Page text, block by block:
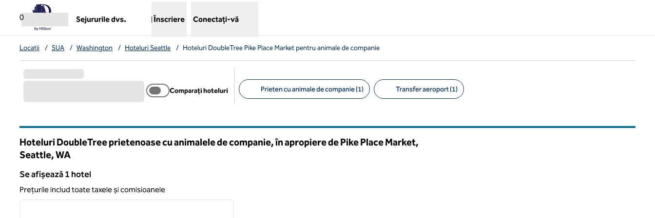
Salt la conținut
0
Sejururile dvs. Înscriere Conectați-vă
Locații / SUA / Washington / Hoteluri Seattle / Hoteluri DoubleTree Pike Place Market pentru animale de companie
Comparați hoteluri Prieten cu animale de companie (1) Transfer aeroport (1)
Hoteluri DoubleTree prietenoase cu animalele de companie, în apropiere de Pike Place Market,
Seattle,WA
Se afișează 1 hotel
Se afișează 1 hotel
Prețurile includ toate taxele și comisioanele
1 din 12
imaginea următoare